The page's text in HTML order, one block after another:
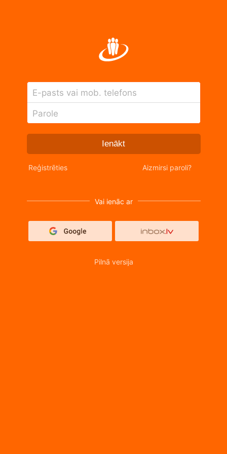
E-pasts vai mob. telefons
Parole
Ienākt
Reģistrēties Aizmirsi paroli?
Vai ienāc ar
Pilnā versija